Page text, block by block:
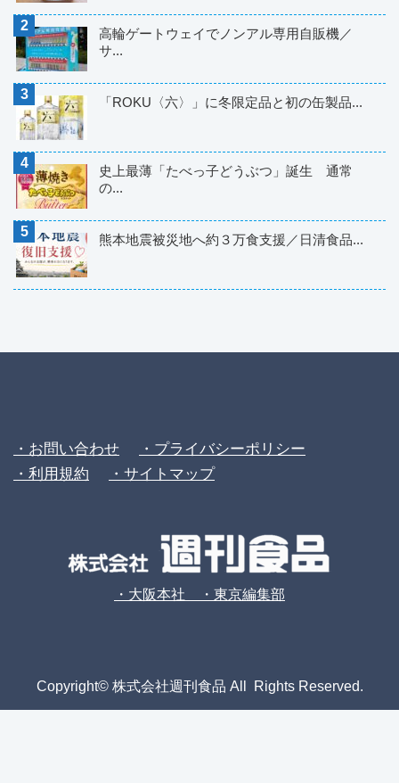
高輪ゲートウェイでノンアル専用自販機／
サ...
「ROKU〈六〉」に冬限定品と初の缶製品...
史上最薄「たべっ子どうぶつ」誕生 通常
の...
熊本地震被災地へ約３万食支援／日清食品...
・お問い合わせ
・プライバシーポリシー
・利用規約
・サイトマップ
・大阪本社 ・東京編集部
Copyright© 株式会社週刊食品 All Rights Reserved.